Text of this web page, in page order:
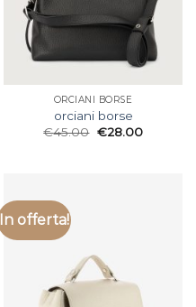
ORCIANI BORSE
orciani borse
€45.00 €28.00
In offerta!